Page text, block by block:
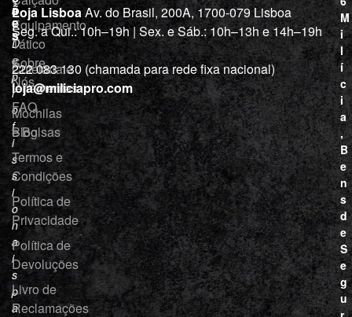
a
“
D
e
p
r
o
f
i
s
s
i
o
n
a
i
s
p
a
Equipamento
Tático
Cutelaria e
ferramentas
Mochilas
e Bolsas
õ
e
s
Sobre
Nós
FAQ
Blog
Termos e
Condições
Política de
Privacidade
Política de
Devoluções
Livro de
Reclamações
Loja LisboaAv. do Brasil, 200A, 1700-079 Lisboa
Seg. a Qui.: 10h–19h | Sex. e Sáb.: 10h–13h e 14h–19h
222 083 130 (chamada para rede fixa nacional)
loja@miliciapro.com
M
i
l
í
c
i
a
,
B
e
n
s
d
e
S
e
g
u